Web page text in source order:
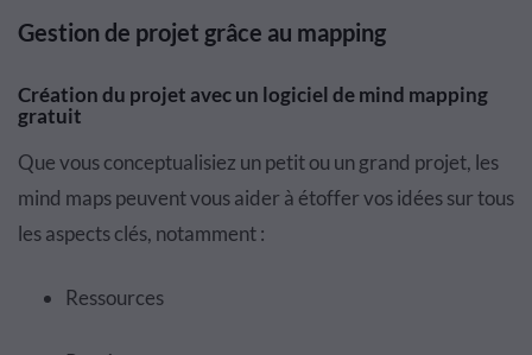
Gestion de projet grâce au mapping
Création du projet avec un logiciel de mind mapping
gratuit
Que vous conceptualisiez un petit ou un grand projet, les
mind maps peuvent vous aider à étoffer vos idées sur tous
les aspects clés, notamment :
Ressources